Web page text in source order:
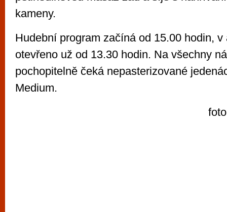
kameny.
Hudební program začíná od 15.00 hodin, v
otevřeno už od 13.30 hodin. Na všechny
pochopitelně čeká nepasterizované
Medium.